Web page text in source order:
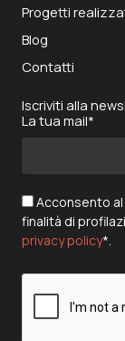
Progetti
Blog
Contatti
Iscriviti alla
La tua mail*
Acconsento
finalità di
privacy policy*.